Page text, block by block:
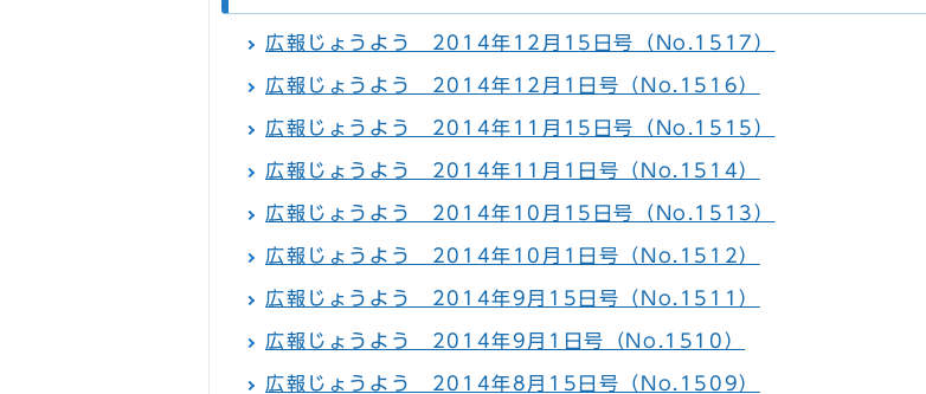
広報じょうよう 2014年12月15日号（No.1517）
広報じょうよう 2014年12月1日号（No.1516）
広報じょうよう 2014年11月15日号（No.1515）
広報じょうよう 2014年11月1日号（No.1514）
広報じょうよう 2014年10月15日号（No.1513）
広報じょうよう 2014年10月1日号（No.1512）
広報じょうよう 2014年9月15日号（No.1511）
広報じょうよう 2014年9月1日号（No.1510）
広報じょうよう 2014年8月15日号（No.1509）